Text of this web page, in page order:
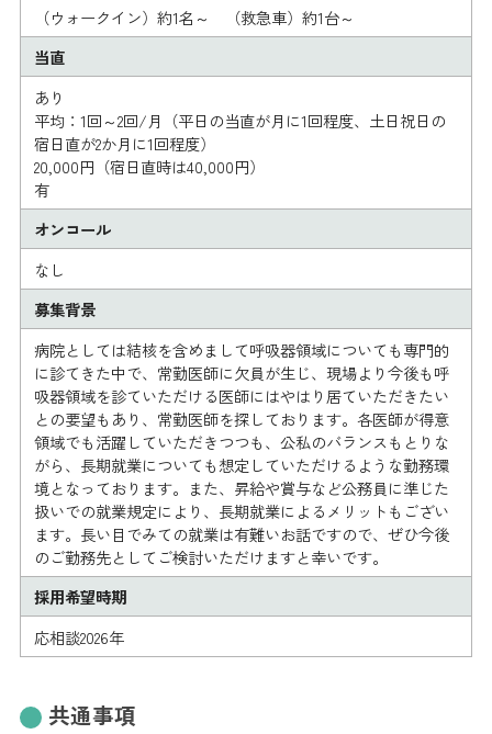
（ウォークイン）約1名～ （救急車）約1台～
当直
あり
平均：1回～2回/月（平日の当直が月に1回程度、土日祝日の
宿日直が2か月に1回程度）
20,000円（宿日直時は40,000円）
有
オンコール
なし
募集背景
病院としては結核を含めまして呼吸器領域についても専門的
に診てきた中で、常勤医師に欠員が生じ、現場より今後も呼
吸器領域を診ていただける医師にはやはり居ていただきたい
との要望もあり、常勤医師を探しております。各医師が得意
領域でも活躍していただきつつも、公私のバランスもとりな
がら、長期就業についても想定していただけるような勤務環
境となっております。また、昇給や賞与など公務員に準じた
扱いでの就業規定により、長期就業によるメリットもござい
ます。長い目でみての就業は有難いお話ですので、ぜひ今後
のご勤務先としてご検討いただけますと幸いです。
採用希望時期
応相談2026年
共通事項